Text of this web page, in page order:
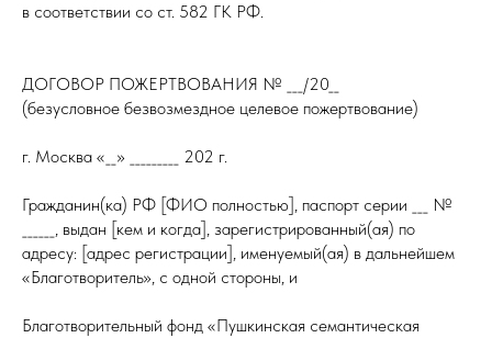
в соответствии со ст. 582 ГК РФ.
ДОГОВОР ПОЖЕРТВОВАНИЯ № ___/20__
(безусловное безвозмездное целевое пожертвование)
г. Москва «__» _________ 202 г.
Гражданин(ка) РФ [ФИО полностью], паспорт серии ___ №
______, выдан [кем и когда], зарегистрированный(ая) по
адресу: [адрес регистрации], именуемый(ая) в дальнейшем
«Благотворитель», с одной стороны, и
Благотворительный фонд «Пушкинская семантическая